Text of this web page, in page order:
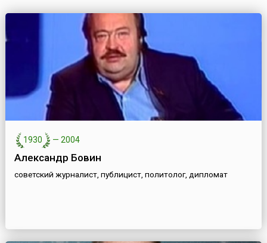
1930 — 2004
Александр Бовин
советский журналист, публицист, политолог, дипломат